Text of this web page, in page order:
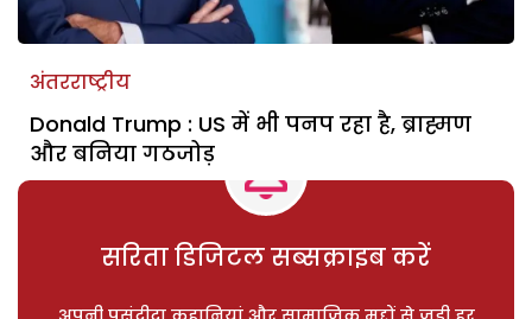
अंतरराष्ट्रीय
Donald Trump : US में भी पनप रहा है, ब्राह्मण
और बनिया गठजोड़
सरिता डिजिटल सब्सक्राइब करें